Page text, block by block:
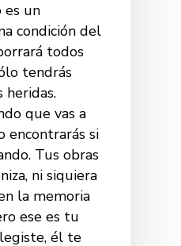
es un
condición del
todos
tendrás
heridas.
que vas a
encontrarás si
Tus obras
ni siquiera
la memoria
ese es tu
él te